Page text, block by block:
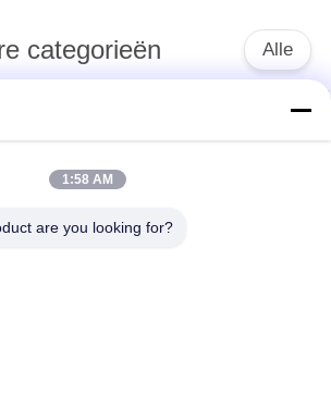
categorieën Alle
luchtopschorting
BMW-de Delen van
1:58 AM
are you looking for?